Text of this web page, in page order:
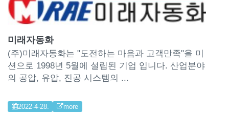
미래자동화
(주)미래자동화는 "도전하는 마음과 고객만족"을 미
션으로 1998년 5월에 설립된 기업 입니다. 산업분야
의 공압, 유압, 진공 시스템의 ...
2022-4-28. more